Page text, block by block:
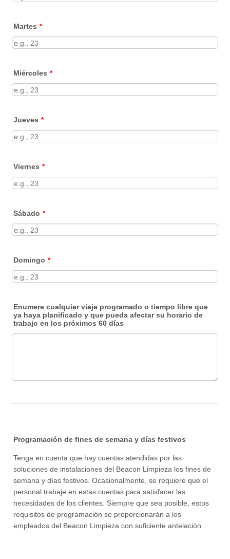
Martes *
Miércoles *
Jueves *
Viernes *
Sábado *
Domingo *
Enumere cualquier viaje programado o tiempo libre que
ya haya planificado y que pueda afectar su horario de
trabajo en los próximos 60 días
Programación de fines de semana y días festivos
Tenga en cuenta que hay cuentas atendidas por las
soluciones de instalaciones del Beacon Limpieza los fines de
semana y días festivos. Ocasionalmente, se requiere que el
personal trabaje en estas cuentas para satisfacer las
necesidades de los clientes. Siempre que sea posible, estos
requisitos de programación se proporcionarán a los
empleados del Beacon Limpieza con suficiente antelación.